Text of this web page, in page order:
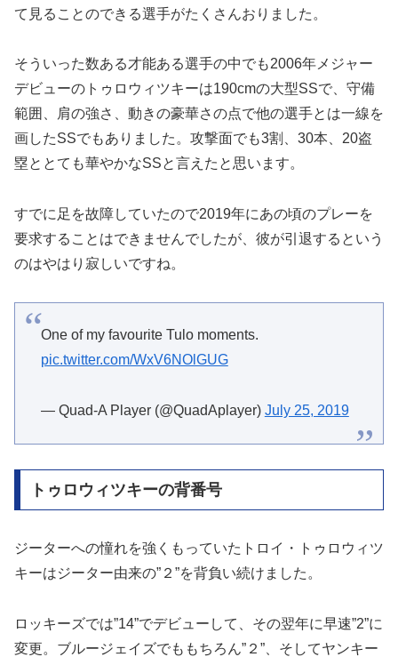
て見ることのできる選手がたくさんおりました。
そういった数ある才能ある選手の中でも2006年メジャー
デビューのトゥロウィツキーは190cmの大型SSで、守備
範囲、肩の強さ、動きの豪華さの点で他の選手とは一線を
画したSSでもありました。攻撃面でも3割、30本、20盗
塁ととても華やかなSSと言えたと思います。
すでに足を故障していたので2019年にあの頃のプレーを
要求することはできませんでしたが、彼が引退するという
のはやはり寂しいですね。
One of my favourite Tulo moments.
pic.twitter.com/WxV6NOlGUG
— Quad-A Player (@QuadAplayer) July 25, 2019
トゥロウィツキーの背番号
ジーターへの憧れを強くもっていたトロイ・トゥロウィツ
キーはジーター由来の”２”を背負い続けました。
ロッキーズでは”14”でデビューして、その翌年に早速”2”に
変更。ブルージェイズでももちろん”２”、そしてヤンキー